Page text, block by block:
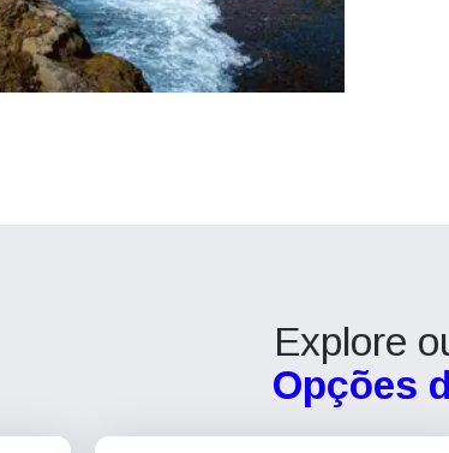
Explore
Opções